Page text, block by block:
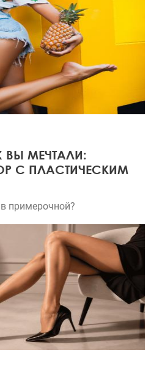
ВЫ МЕЧТАЛИ:
С ПЛАСТИЧЕСКИМ
примерочной?